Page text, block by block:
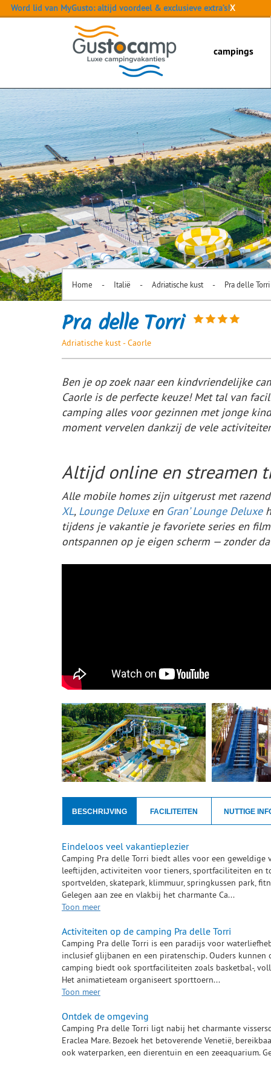
Word lid van MyGusto: altijd voordeel & exclusieve extra’s!X
campings
Home - Italië - Adriatische kust - Pra delle Torri
Pra delle Torri
Adriatische kust - Caorle
Ben je op zoek naar een kindvriendelijke
Caorle is de perfecte keuze! Met tal van
camping alles voor gezinnen met jonge
moment vervelen dankzij de vele
Altijd online en streamen
Alle mobile homes zijn uitgerust met
XL, Lounge Deluxeen Gran’ Lounge Deluxe
tijdens je vakantie je favoriete series en
ontspannen op je eigen scherm — zonder
BESCHRIJVING FACILITEITEN NUTTIGE
Eindeloos veel vakantieplezier
Camping Pra delle Torri biedt alles voor een
leeftijden, activiteiten voor tieners, sportfaciliteiten en
sportvelden, skatepark, klimmuur, springkussen park,
Gelegen aan zee en vlakbij het charmante Ca...
Toon meer
Activiteiten op de camping Pra delle Torri
Camping Pra delle Torri is een paradijs voor
inclusief glijbanen en een piratenschip. Ouders
camping biedt ook sportfaciliteiten zoals basketbal-,
Het animatieteam organiseert sporttoern...
Toon meer
Ontdek de omgeving
Camping Pra delle Torri ligt nabij het charmante
Eraclea Mare. Bezoek het betoverende Venetië,
ook waterparken, een dierentuin en een zeeaquarium.